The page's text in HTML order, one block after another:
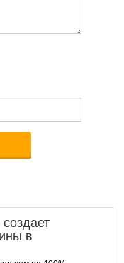
в